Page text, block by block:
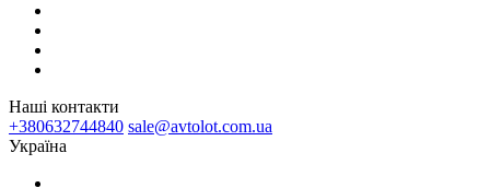
Наші контакти
+380632744840 sale@avtolot.com.ua
Українa